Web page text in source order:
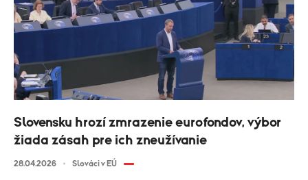
Slovensku hrozí zmrazenie eurofondov, výbor
žiada zásah pre ich zneužívanie
28.04.2026 Slováci v EÚ